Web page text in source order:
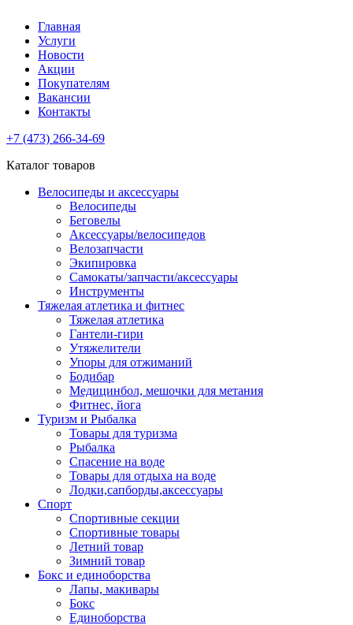
Главная
Услуги
Новости
Акции
Покупателям
Вакансии
Контакты
+7 (473) 266-34-69
Каталог товаров
Велосипеды и аксессуары
Велосипеды
Беговелы
Аксессуары/велосипедов
Велозапчасти
Экипировка
Самокаты/запчасти/аксессуары
Инструменты
Тяжелая атлетика и фитнес
Тяжелая атлетика
Гантели-гири
Утяжелители
Упоры для отжиманий
Бодибар
Медицинбол, мешочки для метания
Фитнес, йога
Туризм и Рыбалка
Товары для туризма
Рыбалка
Спасение на воде
Товары для отдыха на воде
Лодки,сапборды,аксессуары
Спорт
Спортивные секции
Спортивные товары
Летний товар
Зимний товар
Бокс и единоборства
Лапы, макивары
Бокс
Единоборства